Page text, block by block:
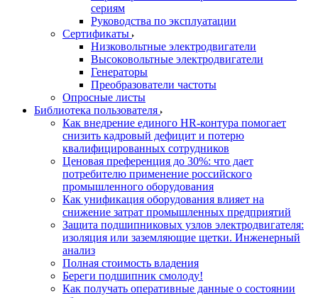
сериям
Руководства по эксплуатации
Сертификаты
Низковольтные электродвигатели
Высоковольтные электродвигатели
Генераторы
Преобразователи частоты
Опросные листы
Библиотека пользователя
Как внедрение единого HR-контура помогает
снизить кадровый дефицит и потерю
квалифицированных сотрудников
Ценовая преференция до 30%: что дает
потребителю применение российского
промышленного оборудования
Как унификация оборудования влияет на
снижение затрат промышленных предприятий
Защита подшипниковых узлов электродвигателя:
изоляция или заземляющие щетки. Инженерный
анализ
Полная стоимость владения
Береги подшипник смолоду!
Как получать оперативные данные о состоянии